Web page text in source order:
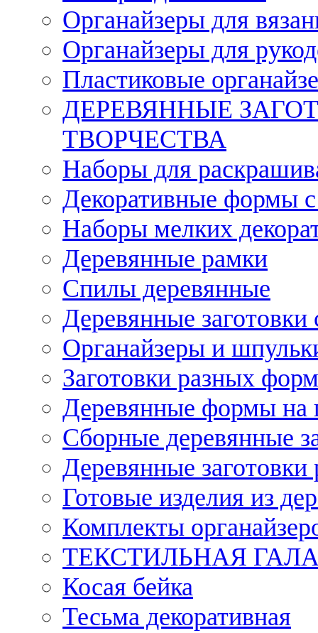
Органайзеры для
Органайзеры для
Пластиковые
ДЕРЕВЯННЫЕ
ТВОРЧЕСТВА
Наборы для
Декоративные формы с
Наборы мелких
Деревянные рамки
Спилы деревянные
Деревянные заготовки
Органайзеры и
Заготовки разных
Деревянные формы на
Сборные деревянные
Деревянные заготовки
Готовые изделия из
Комплекты
ТЕКСТИЛЬНАЯ
Косая бейка
Тесьма декоративная